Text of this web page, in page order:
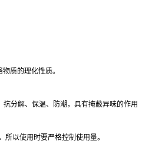
质的理化性质。
分解、保温、防潮，具有掩蔽异味的作用
以使用时要严格控制使用量。